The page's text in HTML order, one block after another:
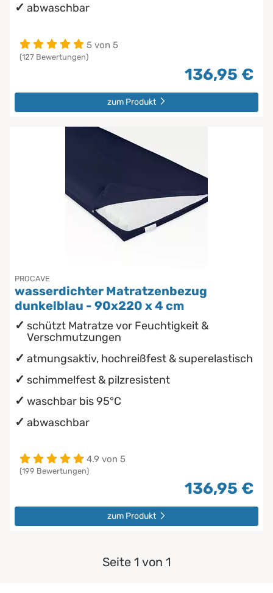
abwaschbar
5 von 5
(127 Bewertungen)
136,95 €
zum Produkt
PROCAVE
wasserdichter Matratzenbezug
dunkelblau - 90x220 x 4 cm
schützt Matratze vor Feuchtigkeit &
Verschmutzungen
atmungsaktiv, hochreißfest & superelastisch
schimmelfest & pilzresistent
waschbar bis 95°C
abwaschbar
4.9 von 5
(199 Bewertungen)
136,95 €
zum Produkt
Seite 1 von 1